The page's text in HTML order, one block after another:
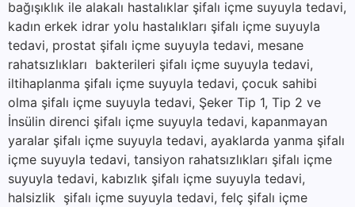
bağışıklık ile alakalı hastalıklar şifalı içme suyuyla tedavi,
kadın erkek idrar yolu hastalıkları şifalı içme suyuyla
tedavi, prostat şifalı içme suyuyla tedavi, mesane
rahatsızlıkları bakterileri şifalı içme suyuyla tedavi,
iltihaplanma şifalı içme suyuyla tedavi, çocuk sahibi
olma şifalı içme suyuyla tedavi, Şeker Tip 1, Tip 2 ve
İnsülin direnci şifalı içme suyuyla tedavi, kapanmayan
yaralar şifalı içme suyuyla tedavi, ayaklarda yanma şifalı
içme suyuyla tedavi, tansiyon rahatsızlıkları şifalı içme
suyuyla tedavi, kabızlık şifalı içme suyuyla tedavi,
halsizlik şifalı içme suyuyla tedavi, felç şifalı içme